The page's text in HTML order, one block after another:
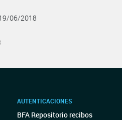
06/2018
AUTENTICACIONES
BFA Repositorio recibos